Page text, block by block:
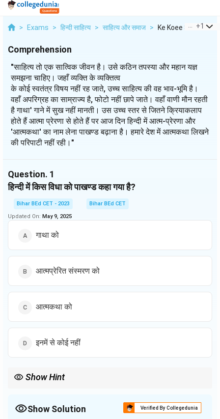
> Exams > हिन्दी साहित्य > साहित्य और समाज > Ke Koee Svatantr
+1
Comprehension
"साहित्य तो एक सात्विक जीवन है। उसे कठिन तपस्या और महान यज्ञ
समझना चाहिए। जहाँ व्यक्ति के व्यक्तित्व
के कोई स्वतंत्र विषय नहीं रह जाते, उच्च साहित्य की वह भाव-भूमि है।
वहाँ अपरिग्रह का साम्राज्य है, फोटो नहीं छापे जाते। वहाँ वाणी मौन रहती
है गाथा' गाने में सुख नहीं मानती। उस उच्च स्तर से जितने क्रियाकलाप
होते हैं आत्मा प्रेरणा से होते हैं पर आज दिन हिन्दी में आत्म-प्रेरणा और
'आत्मकथा' का नाम लेना पाखण्ड बढ़ाना है। हमारे देश में आत्मकथा लिखने
की परिपाटी नहीं रही।"
Question. 1
हिन्दी में किस विधा को पाखण्ड कहा गया है?
Bihar BEd CET - 2023
Bihar BEd CET
Updated On: May 9, 2025
गाथा को
आत्मप्रेरित संस्मरण को
आत्मकथा को
इनमें से कोई नहीं
Show Hint
Show Solution Verified By Collegedunia